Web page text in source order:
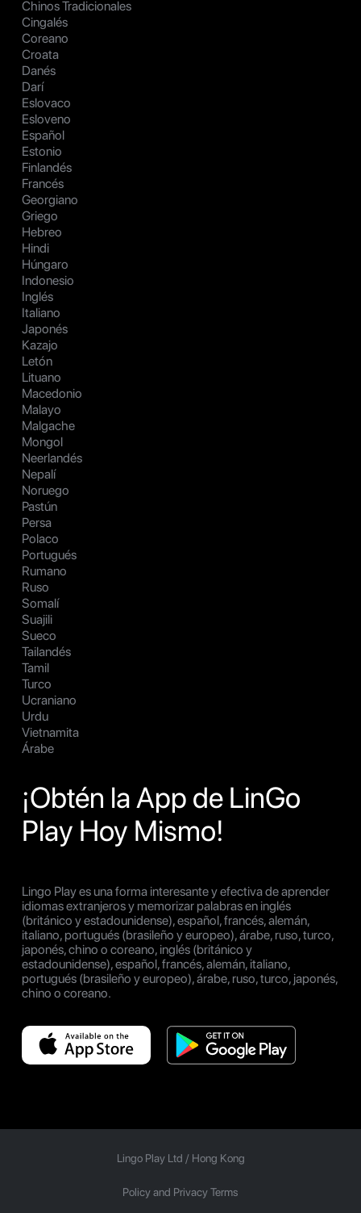
Chinos Tradicionales
Cingalés
Coreano
Croata
Danés
Darí
Eslovaco
Esloveno
Español
Estonio
Finlandés
Francés
Georgiano
Griego
Hebreo
Hindi
Húngaro
Indonesio
Inglés
Italiano
Japonés
Kazajo
Letón
Lituano
Macedonio
Malayo
Malgache
Mongol
Neerlandés
Nepalí
Noruego
Pastún
Persa
Polaco
Portugués
Rumano
Ruso
Somalí
Suajili
Sueco
Tailandés
Tamil
Turco
Ucraniano
Urdu
Vietnamita
Árabe
¡Obtén la App de LinGo
Play Hoy Mismo!
Lingo Play es una forma interesante y efectiva de aprender
idiomas extranjeros y memorizar palabras en inglés
(británico y estadounidense), español, francés, alemán,
italiano, portugués (brasileño y europeo), árabe, ruso, turco,
japonés, chino o coreano, inglés (británico y
estadounidense), español, francés, alemán, italiano,
portugués (brasileño y europeo), árabe, ruso, turco, japonés,
chino o coreano.
Lingo Play Ltd / Hong Kong
Policy and Privacy Terms